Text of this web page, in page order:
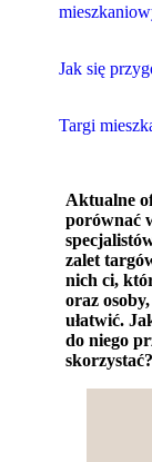
Jak się
Targi
Aktualne
porównać
zalet
nich ci,
oraz
ułatwić.
do niego